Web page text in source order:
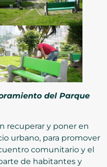
del Parque
recuperar y poner en
urbano, para promover
comunitario y el
de habitantes y